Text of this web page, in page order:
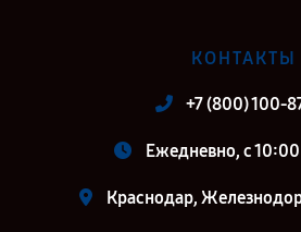
КОНТАКТЫ
+7 (800) 100-
Ежедневно, с
Краснодар,